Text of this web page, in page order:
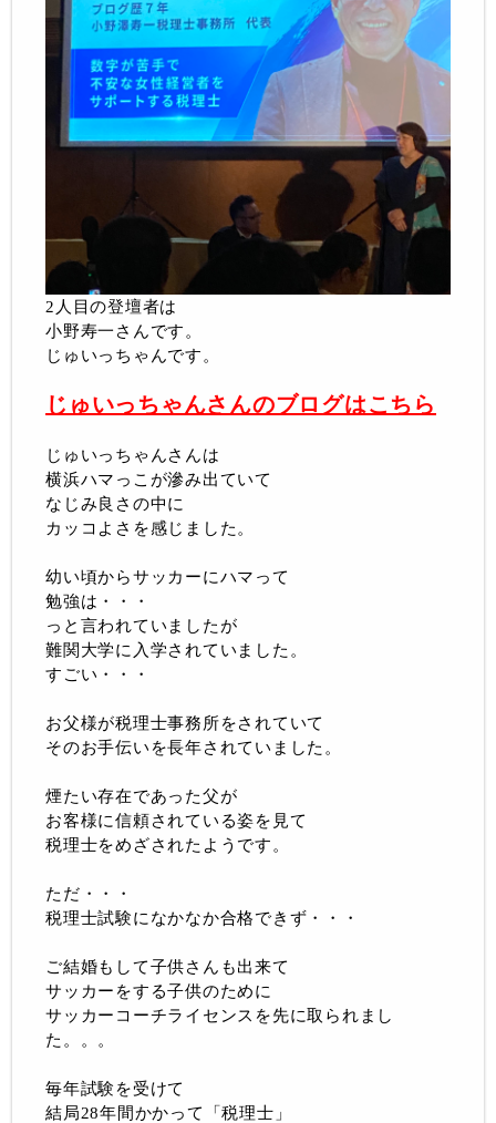
2人目の登壇者は
小野寿一さんです。
じゅいっちゃんです。
じゅいっちゃんさんのブログはこちら
じゅいっちゃんさんは
横浜ハマっこが滲み出ていて
なじみ良さの中に
カッコよさを感じました。
幼い頃からサッカーにハマって
勉強は・・・
っと言われていましたが
難関大学に入学されていました。
すごい・・・
お父様が税理士事務所をされていて
そのお手伝いを長年されていました。
煙たい存在であった父が
お客様に信頼されている姿を見て
税理士をめざされたようです。
ただ・・・
税理士試験になかなか合格できず・・・
ご結婚もして子供さんも出来て
サッカーをする子供のために
サッカーコーチライセンスを先に取られまし
た。。。
毎年試験を受けて
結局28年間かかって「税理士」